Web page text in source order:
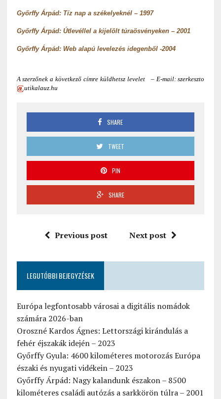
Győrffy Árpád: Tíz nap a székelyeknél – 1997
Győrffy Árpád: Útlevéllel a kijelölt túraösvényeken – 2001
Győrffy Árpád: Web alapú levelezés idegenből -2004
A szerzőnek a következő címre küldhetsz levelet – E-mail: szerkeszto
utikalauz.hu
SHARE
TWEET
PIN
SHARE
Previous post Next post
LEGUTÓBBI BEJEGYZÉSEK
Európa legfontosabb városai a digitális nomádok
számára 2026-ban
Oroszné Kardos Ágnes: Lettországi kirándulás a
fehér éjszakák idején – 2023
Győrffy Gyula: 4600 kilométeres motorozás Európa
északi és nyugati vidékein – 2023
Győrffy Árpád: Nagy kalandunk északon – 8500
kilométeres családi autózás a sarkkörön túlra – 2001